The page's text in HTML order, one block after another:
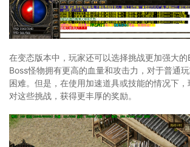
在变态版本中，玩家还可以选择挑战更加强大
Boss怪物拥有更高的血量和攻击力，对于普通
困难。但是，在使用加速道具或技能的情况下
对这些挑战，获得更丰厚的奖励。